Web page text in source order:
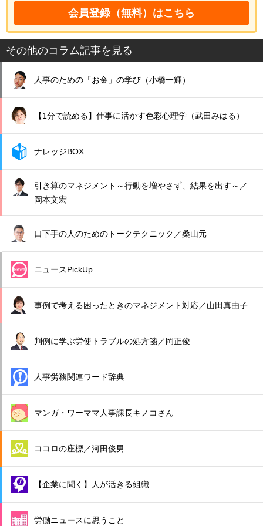
会員登録（無料）はこちら
その他のコラム記事を見る
人事のための「お金」の学び（小橋一輝）
【1分で読める】仕事に活かす色彩心理学（武田みはる）
ナレッジBOX
引き算のマネジメント～行動を増やさず、結果を出す～／
岡本文宏
口下手の人のためのトークテクニック／桑山元
ニュースPickUp
事例で考える困ったときのマネジメント対応／山田真由子
判例に学ぶ労使トラブルの処方箋／岡正俊
人事労務関連ワード辞典
マンガ・ワーママ人事課長キノコさん
ココロの座標／河田俊男
【企業に聞く】人が活きる組織
労働ニュースに思うこと